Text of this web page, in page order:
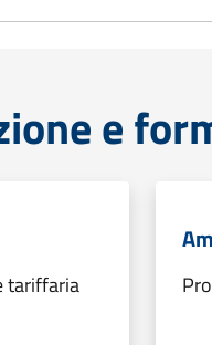
e
tariffaria